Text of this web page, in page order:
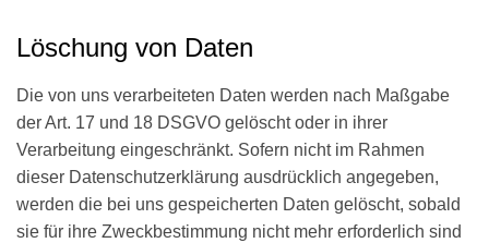
Löschung von Daten
Die von uns verarbeiteten Daten werden nach Maßgabe
der Art. 17 und 18 DSGVO gelöscht oder in ihrer
Verarbeitung eingeschränkt. Sofern nicht im Rahmen
dieser Datenschutzerklärung ausdrücklich angegeben,
werden die bei uns gespeicherten Daten gelöscht, sobald
sie für ihre Zweckbestimmung nicht mehr erforderlich sind